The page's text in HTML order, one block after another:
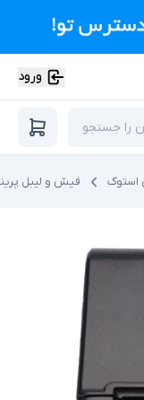
ورود
استوک فیش و لیبل